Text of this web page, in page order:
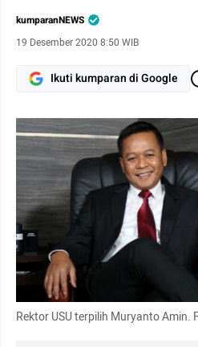
kumparanNEWS
19 Desember 2020 8:50 WIB
Ikuti kumparan di Google
Rektor USU terpilih Muryanto Amin.